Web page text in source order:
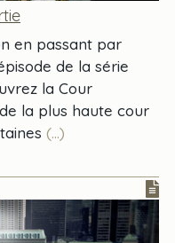
en passant par
de la série
la Cour
la plus haute cour
(...)